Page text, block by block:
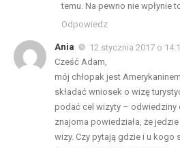
temu. Na pewno nie wpłynie
Odpowiedz
Ania
12 stycznia 2017 o
Cześć Adam,
mój chłopak jest
składać wniosek o wizę
podać cel wizyty – odwiedziny
znajoma powiedziała, że
wizy. Czy pytają gdzie i u kogo